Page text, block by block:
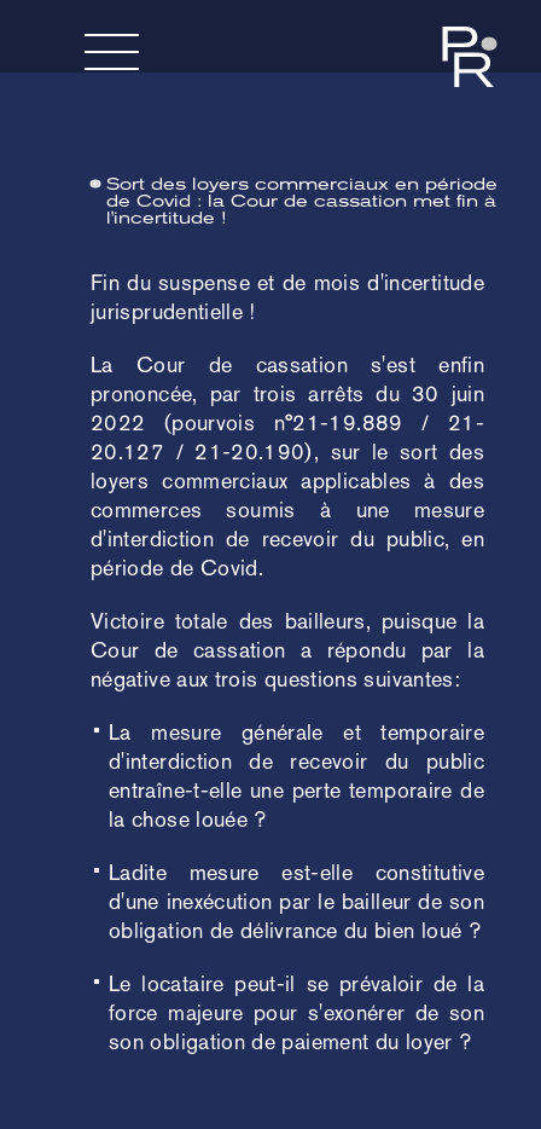
Sort des loyers commerciaux en période
de Covid : la Cour de cassation met fin à
l'incertitude !
Fin du suspense et de mois d'incertitude
jurisprudentielle !
La Cour de cassation s'est enfin
prononcée, par trois arrêts du 30 juin
2022 (pourvois n°21-19.889 / 21-
20.127 / 21-20.190), sur le sort des
loyers commerciaux applicables à des
commerces soumis à une mesure
d'interdiction de recevoir du public, en
période de Covid.
Victoire totale des bailleurs, puisque la
Cour de cassation a répondu par la
négative aux trois questions suivantes:
La mesure générale et temporaire
d'interdiction de recevoir du public
entraîne-t-elle une perte temporaire de
la chose louée ?
Ladite mesure est-elle constitutive
d'une inexécution par le bailleur de son
obligation de délivrance du bien loué ?
Le locataire peut-il se prévaloir de la
force majeure pour s'exonérer de son
son obligation de paiement du loyer ?